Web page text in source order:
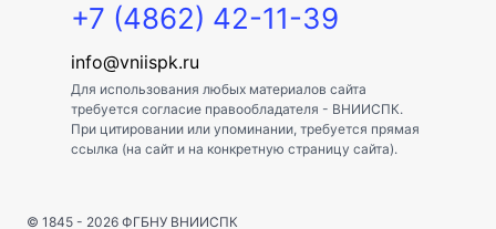
+7 (4862) 42-11-39
info@vniispk.ru
Для использования любых материалов сайта
требуется согласие правообладателя - ВНИИСПК.
При цитировании или упоминании, требуется прямая
ссылка (на сайт и на конкретную страницу сайта).
© 1845 - 2026 ФГБНУ ВНИИСПК